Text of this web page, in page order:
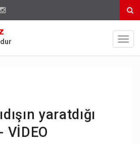
yaratdığı
VİDEO